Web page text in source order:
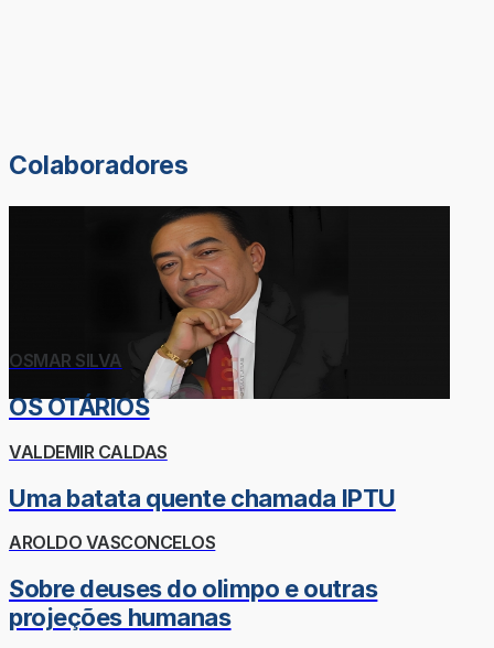
Colaboradores
OSMAR SILVA
OS OTÁRIOS
VALDEMIR CALDAS
Uma batata quente chamada IPTU
AROLDO VASCONCELOS
Sobre deuses do olimpo e outras
projeções humanas